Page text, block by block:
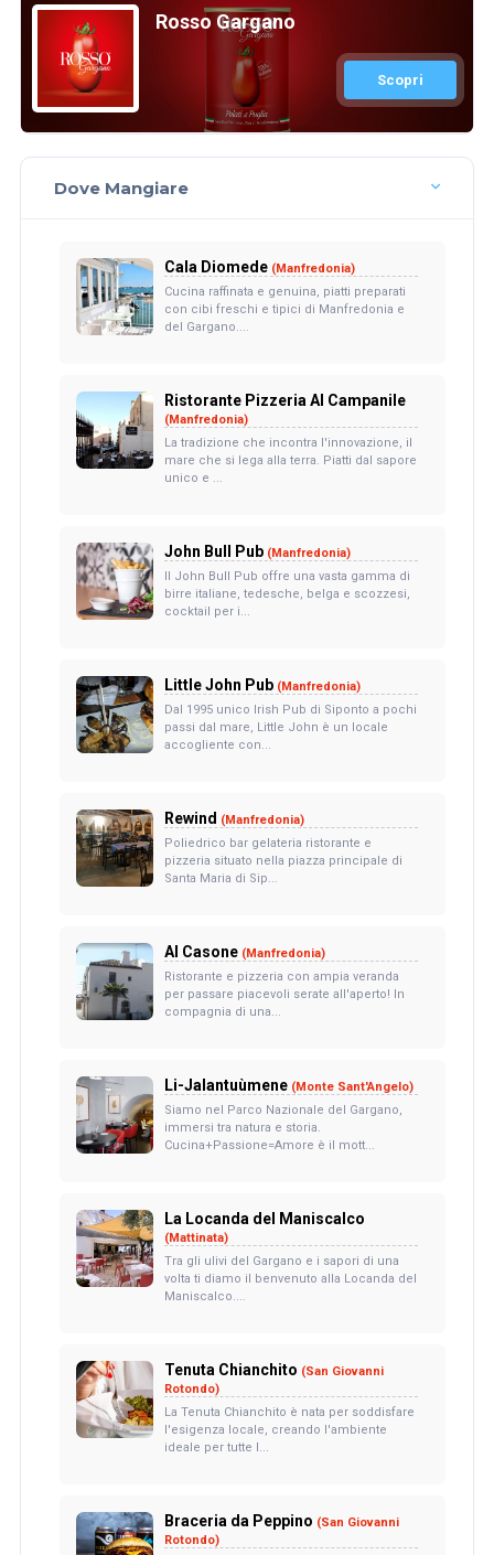
Rosso Gargano
Scopri
Dove Mangiare
Cala Diomede (Manfredonia)
Cucina raffinata e genuina, piatti preparati
con cibi freschi e tipici di Manfredonia e
del Gargano....
Ristorante Pizzeria Al Campanile
(Manfredonia)
La tradizione che incontra l'innovazione, il
mare che si lega alla terra. Piatti dal sapore
unico e ...
John Bull Pub (Manfredonia)
Il John Bull Pub offre una vasta gamma di
birre italiane, tedesche, belga e scozzesi,
cocktail per i...
Little John Pub (Manfredonia)
Dal 1995 unico Irish Pub di Siponto a pochi
passi dal mare, Little John è un locale
accogliente con...
Rewind (Manfredonia)
Poliedrico bar gelateria ristorante e
pizzeria situato nella piazza principale di
Santa Maria di Sip...
Al Casone (Manfredonia)
Ristorante e pizzeria con ampia veranda
per passare piacevoli serate all'aperto! In
compagnia di una...
Li-Jalantuùmene (Monte Sant'Angelo)
Siamo nel Parco Nazionale del Gargano,
immersi tra natura e storia.
Cucina+Passione=Amore è il mott...
La Locanda del Maniscalco
(Mattinata)
Tra gli ulivi del Gargano e i sapori di una
volta ti diamo il benvenuto alla Locanda del
Maniscalco....
Tenuta Chianchito (San Giovanni
Rotondo)
La Tenuta Chianchito è nata per soddisfare
l'esigenza locale, creando l'ambiente
ideale per tutte l...
Braceria da Peppino (San Giovanni
Rotondo)